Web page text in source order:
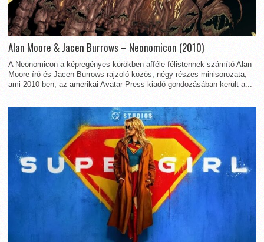
Alan Moore & Jacen Burrows – Neonomicon (2010)
A Neonomicon a képregényes körökben afféle félistennek számító Alan
Moore író és Jacen Burrows rajzoló közös, négy részes minisorozata,
ami 2010-ben, az amerikai Avatar Press kiadó gondozásában került a...